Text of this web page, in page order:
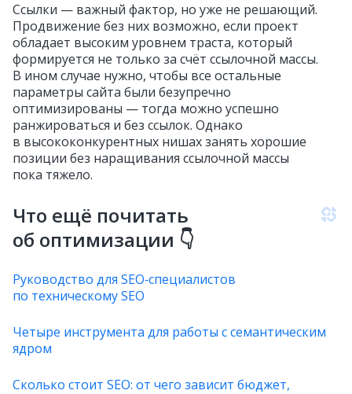
Ссылки — важный фактор, но уже не решающий.
Продвижение без них возможно, если проект
обладает высоким уровнем траста, который
формируется не только за счёт ссылочной массы.
В ином случае нужно, чтобы все остальные
параметры сайта были безупречно
оптимизированы — тогда можно успешно
ранжироваться и без ссылок. Однако
в высококонкурентных нишах занять хорошие
позиции без наращивания ссылочной массы
пока тяжело.
Что ещё почитать
об оптимизации 👇
Руководство для SEO‑специалистов
по техническому SEO
Четыре инструмента для работы с семантическим
ядром
Сколько стоит SEO: от чего зависит бюджет,